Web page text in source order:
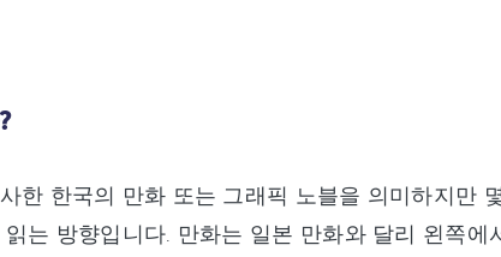
한 한국의 만화 또는 그래픽 노블을 의미하지만
는 방향입니다. 만화는 일본 만화와 달리 왼쪽